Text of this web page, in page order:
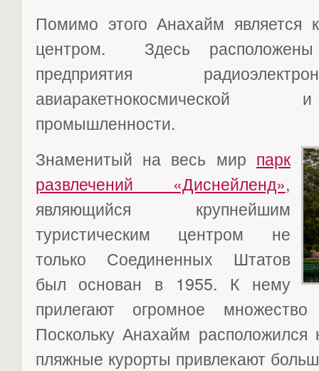
Помимо этого Анахайм является
центром. Здесь
предприятия
авиаракетнокосмической
промышленности.
Знаменитый на весь мир парк
развлечений «Диснейленд»,
являющийся крупнейшим
туристическим центром не
только Соединенных Штатов
был основан в 1955. К нему
прилегают огромное
Поскольку Анахайм расположился
пляжные курорты привлекают